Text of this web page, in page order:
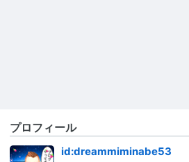
プロフィール
id:dreammiminabe53